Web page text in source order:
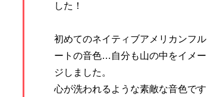
した！
初めてのネイティブアメリカンフル
ートの音色…自分も山の中をイメー
ジしました。
心が洗われるような素敵な音色です